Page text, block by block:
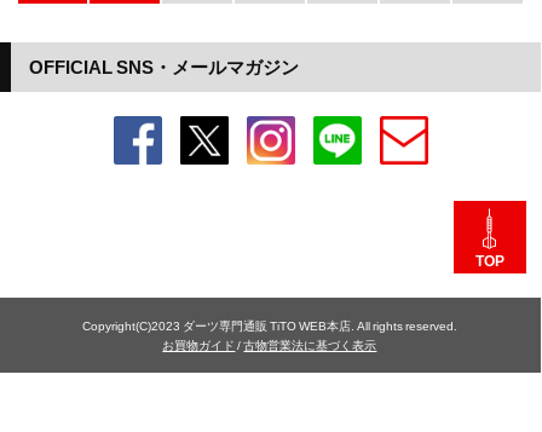
OFFICIAL SNS・メールマガジン
TOP
Copyright(C)2023 ダーツ専門通販 TiTO WEB本店. All rights reserved.
お買物ガイド /古物営業法に基づく表示